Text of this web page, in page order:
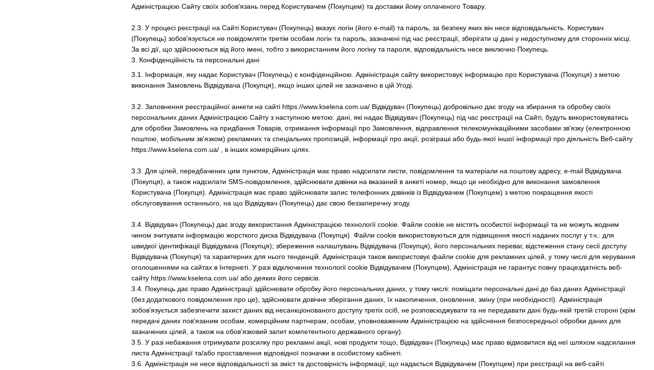
Адміністрацією Сайту своїх зобов'язань перед Користувачем (Покупцем) та доставки йому оплаченого Товару.
2.3. У процесі реєстрації на Сайті Користувач (Покупець) вказує логін (його e-mail) та пароль, за безпеку яких він несе відповідальність. Користувач
(Покупець) зобов'язується не повідомляти третім особам логін та пароль, зазначені під час реєстрації, зберігати ці дані у недоступному для сторонніх місці.
За всі дії, що здійснюються від його імені, тобто з використанням його логіну та пароля, відповідальність несе виключно Покупець.
3. Конфіденційність та персональні дані
3.1. Інформація, яку надає Користувач (Покупець) є конфіденційною. Адміністрація сайту використовує інформацію про Користувача (Покупця) з метою
виконання Замовлень Відвідувача (Покупця), якщо інших цілей не зазначено в цій Угоді.
3.2. Заповнення реєстраційної анкети на сайті https://www.kselena.com.ua/ Відвідувач (Покупець) добровільно дає згоду на збирання та обробку своїх
персональних даних Адміністрацією Сайту з наступною метою: дані, які надає Відвідувач (Покупець) під час реєстрації на Сайті, будуть використовуватись
для обробки Замовлень на придбання Товарів, отримання інформації про Замовлення, відправлення телекомунікаційними засобами зв'язку (електронною
поштою, мобільним зв'язком) рекламних та спеціальних пропозицій, інформації про акції, розіграші або будь-якої іншої інформації про діяльність Веб-сайту
https://www.kselena.com.ua/ , в інших комерційних цілях.
3.3. Для цілей, передбачених цим пунктом, Адміністрація має право надсилати листи, повідомлення та матеріали на поштову адресу, e-mail Відвідувача
(Покупця), а також надсилати SMS-повідомлення, здійснювати дзвінки на вказаний в анкеті номер, якщо це необхідно для виконання замовлення
Користувача (Покупця). Адміністрація має право здійснювати запис телефонних дзвінків із Відвідувачем (Покупцем) з метою покращення якості
обслуговування останнього, на що Відвідувач (Покупець) дає свою беззаперечну згоду.
3.4. Відвідувач (Покупець) дає згоду використання Адміністрацією технології cookie. Файли cookie не містять особистої інформації та не можуть жодним
чином зчитувати інформацію жорсткого диска Відвідувача (Покупця). Файли cookie використовуються для підвищення якості наданих послуг у т.ч.: для
швидкої ідентифікації Відвідувача (Покупця); збереження налаштувань Відвідувача (Покупця), його персональних переваг, відстеження стану сесії доступу
Відвідувача (Покупця) та характерних для нього тенденцій. Адміністрація також використовує файли cookie для рекламних цілей, у тому числі для керування
оголошеннями на сайтах в Інтернеті. У разі відключення технології cookie Відвідувачем (Покупцем), Адміністрація не гарантує повну працездатність веб-
сайту https://www.kselena.com.ua/ або деяких його сервісів.
3.4. Покупець дає право Адміністрації здійснювати обробку його персональних даних, у тому числі: поміщати персональні дані до баз даних Адміністрації
(без додаткового повідомлення про це), здійснювати довічне зберігання даних, їх накопичення, оновлення, зміну (при необхідності). Адміністрація
зобов'язується забезпечити захист даних від несанкціонованого доступу третіх осіб, не розповсюджувати та не передавати дані будь-якій третій стороні (крім
передачі даних пов'язаним особам, комерційним партнерам, особам, уповноваженим Адміністрацією на здійснення безпосередньої обробки даних для
зазначених цілей, а також на обов'язковий запит компетентного державного органу).
3.5. У разі небажання отримувати розсилку про рекламні акції, нові продукти тощо, Відвідувач (Покупець) має право відмовитися від неї шляхом надсилання
листа Адміністрації та/або проставлення відповідної позначки в особистому кабінеті.
3.6. Адміністрація не несе відповідальності за зміст та достовірність інформації, що надається Відвідувачем (Покупцем) при реєстрації на веб-сайті